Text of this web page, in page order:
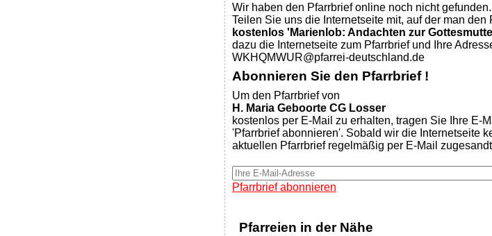
Wir haben den Pfarrbrief online noch nicht gefunden.
Teilen Sie uns die Internetseite mit, auf der man
kostenlos 'Marienlob: Andachten zur
dazu die Internetseite zum Pfarrbrief und Ihre
WKHQMWUR@pfarrei-deutschland.de
Abonnieren Sie den Pfarrbrief !
Um den Pfarrbrief von
H. Maria Geboorte CG Losser
kostenlos per E-Mail zu erhalten, tragen Sie Ihre E-
'Pfarrbrief abonnieren'. Sobald wir die Internetseite
aktuellen Pfarrbrief regelmäßig per E-Mail
Pfarrbrief abonnieren
Pfarreien in der Nähe